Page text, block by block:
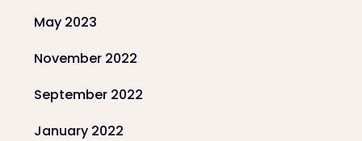
May 2023
November 2022
September 2022
January 2022